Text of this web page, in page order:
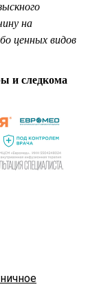
на
ценных видов
и следкома